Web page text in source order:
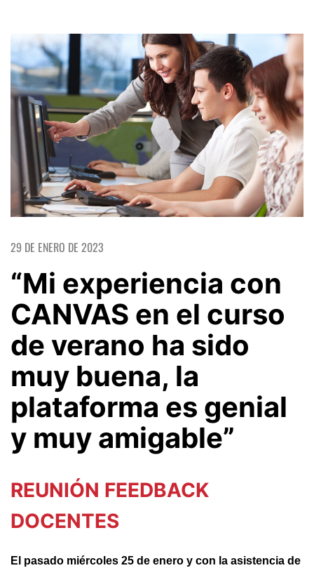
29 DE ENERO DE 2023
“Mi experiencia con
CANVAS en el curso
de verano ha sido
muy buena, la
plataforma es genial
y muy amigable”
REUNIÓN FEEDBACK
DOCENTES
El pasado miércoles 25 de enero y con la asistencia de